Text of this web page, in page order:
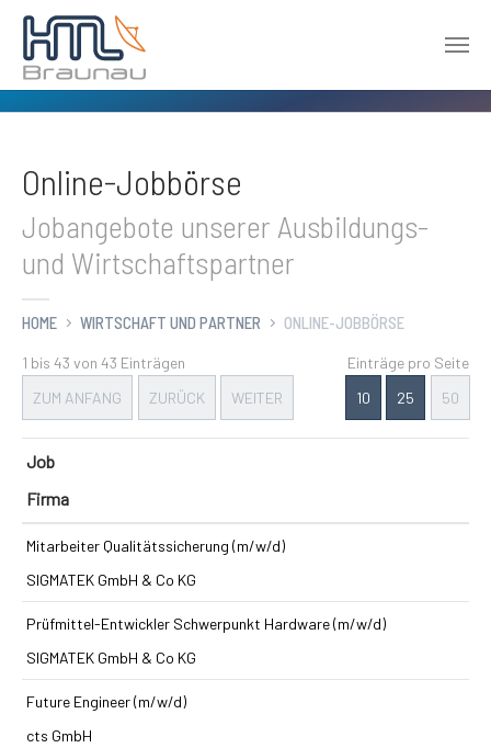
Online-Jobbörse
Jobangebote unserer Ausbildungs-
und Wirtschaftspartner
HOME WIRTSCHAFT UND PARTNER ONLINE-JOBBÖRSE
1 bis 43 von 43 Einträgen
ZUM ANFANG
ZURÜCK WEITER
Einträge pro Seite
10
25 50
Job
Firma
Mitarbeiter Qualitätssicherung (m/w/d)
SIGMATEK GmbH & Co KG
Prüfmittel-Entwickler Schwerpunkt Hardware (m/w/d)
SIGMATEK GmbH & Co KG
Future Engineer (m/w/d)
cts GmbH